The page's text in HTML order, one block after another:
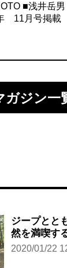
■浅井岳男
11月号掲載
ガジン一
ジープとと
然を満喫す
2020/01/22